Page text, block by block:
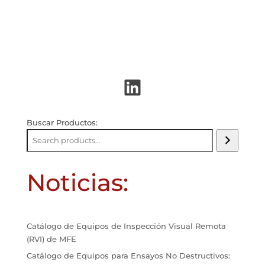
LinkedIn
Buscar Productos:
Noticias:
Catálogo de Equipos de Inspección Visual Remota
(RVI) de MFE
Catálogo de Equipos para Ensayos No Destructivos: